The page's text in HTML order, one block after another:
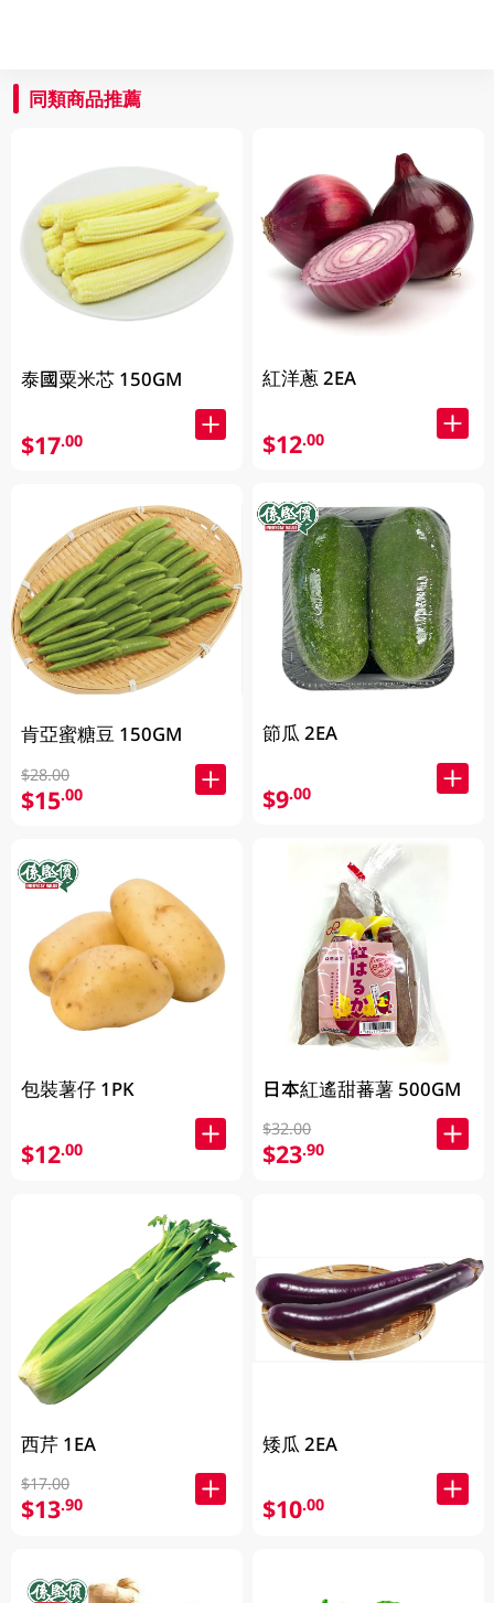
同類商品推薦
泰國粟米芯 150GM
$17.00
肯亞蜜糖豆 150GM
$28.00
$15.00
包裝薯仔 1PK
$12.00
西芹 1EA
$17.00
$13.90
紅洋蔥 2EA
$12.00
節瓜 2EA
$9.00
日本紅遙甜蕃薯 500GM
$32.00
$23.90
矮瓜 2EA
$10.00